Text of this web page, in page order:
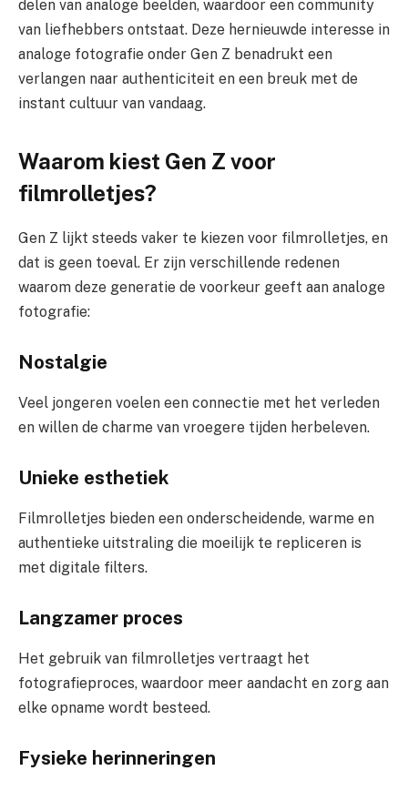
delen van analoge beelden, waardoor een community
van liefhebbers ontstaat. Deze hernieuwde interesse in
analoge fotografie onder Gen Z benadrukt een
verlangen naar authenticiteit en een breuk met de
instant cultuur van vandaag.
Waarom kiest Gen Z voor
filmrolletjes?
Gen Z lijkt steeds vaker te kiezen voor filmrolletjes, en
dat is geen toeval. Er zijn verschillende redenen
waarom deze generatie de voorkeur geeft aan analoge
fotografie:
Nostalgie
Veel jongeren voelen een connectie met het verleden
en willen de charme van vroegere tijden herbeleven.
Unieke esthetiek
Filmrolletjes bieden een onderscheidende, warme en
authentieke uitstraling die moeilijk te repliceren is
met digitale filters.
Langzamer proces
Het gebruik van filmrolletjes vertraagt het
fotografieproces, waardoor meer aandacht en zorg aan
elke opname wordt besteed.
Fysieke herinneringen